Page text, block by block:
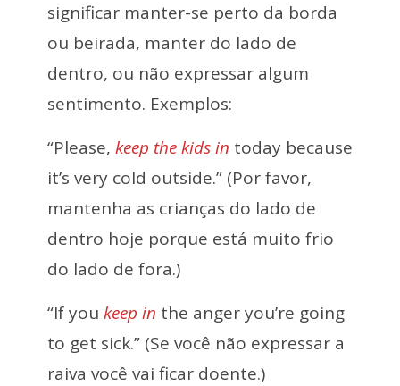
significar manter-se perto da borda
ou beirada, manter do lado de
dentro, ou não expressar algum
sentimento. Exemplos:
“Please, keep the kids in today because
it’s very cold outside.” (Por favor,
mantenha as crianças do lado de
dentro hoje porque está muito frio
do lado de fora.)
“If you keep in the anger you’re going
to get sick.” (Se você não expressar a
raiva você vai ficar doente.)